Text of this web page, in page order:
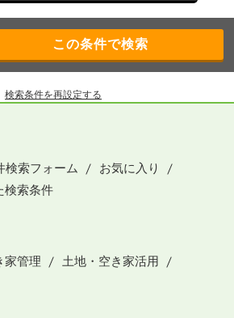
検索条件を再設定する
検索フォーム
お気に入り
検索条件
家管理
土地・空き家活用